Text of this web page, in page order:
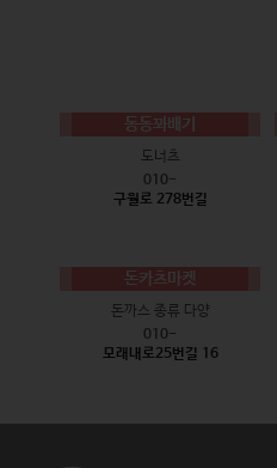
동동꽈배기
도너츠
010-
구월로 278번길
돈카츠마켓
돈까스 종류 다양
010-
모래내로25번길 16